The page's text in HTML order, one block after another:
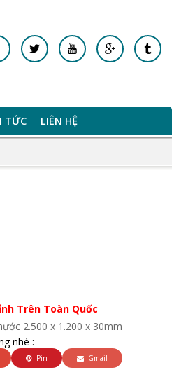
TỨC LIÊN HỆ
Trên Toàn Quốc
2.500 x 1.200 x 30mm
nhé :
Pin Gmail